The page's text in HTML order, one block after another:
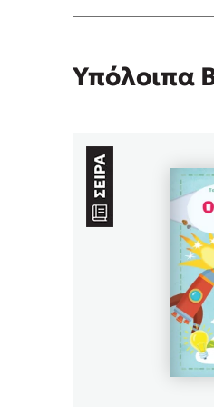
Υπόλοιπα